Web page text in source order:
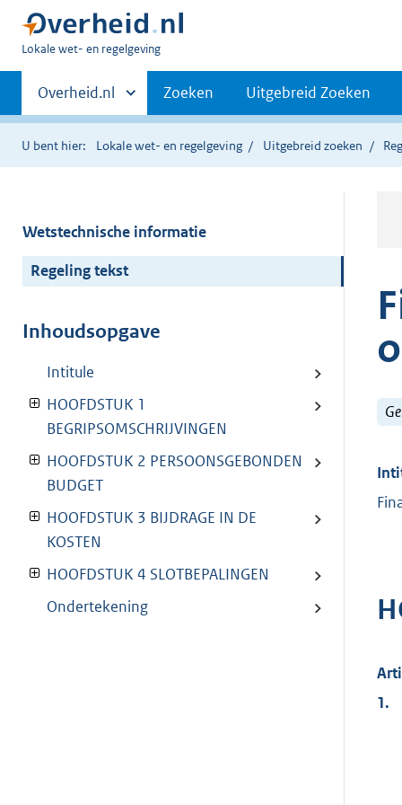
U
hier:
Lokale wet- en regelgeving
Primaire
navigatie
Andere
sites
binnen
Overheid.nl Zoeken Uitgebreid Zoeken
U bent hier: Lokale wet- en regelgeving Uitgebreid zoeken
Wetstechnische informatie
Regeling tekst
Inhoudsopgave
Intitule
HOOFDSTUK 1
BEGRIPSOMSCHRIJVINGEN
HOOFDSTUK 2 PERSOONSGEBONDEN
BUDGET
HOOFDSTUK 3 BIJDRAGE IN DE
KOSTEN
HOOFDSTUK 4 SLOTBEPALINGEN
Ondertekening
1.